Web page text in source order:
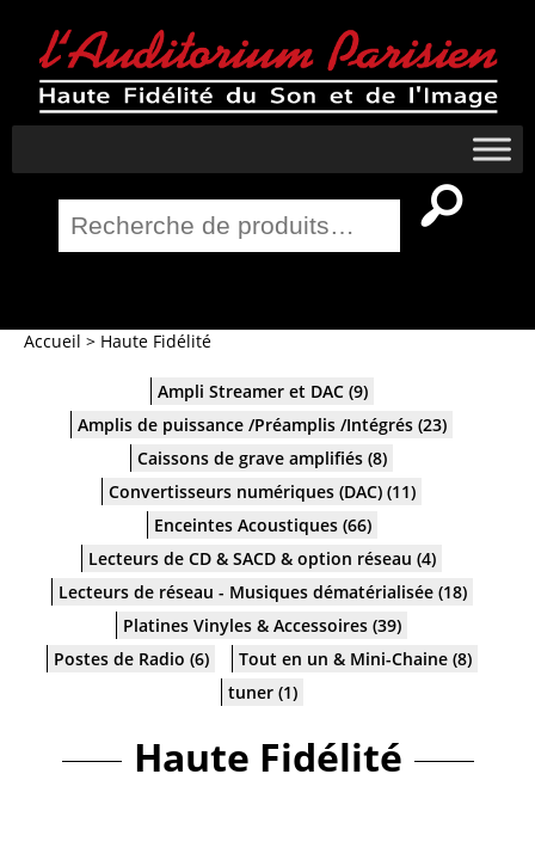
pour :
Accueil > Haute Fidélité
Ampli Streamer et DAC (9)
Amplis de puissance /Préamplis /Intégrés (23)
Caissons de grave amplifiés (8)
Convertisseurs numériques (DAC) (11)
Enceintes Acoustiques (66)
Lecteurs de CD & SACD & option réseau (4)
Lecteurs de réseau - Musiques dématérialisée (18)
Platines Vinyles & Accessoires (39)
Postes de Radio (6) Tout en un & Mini-Chaine (8)
tuner (1)
Haute Fidélité